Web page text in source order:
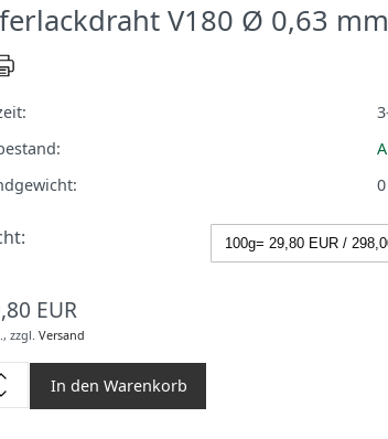
V180 Ø 0,63
0
EUR
zzgl. Versand
In den Warenkorb